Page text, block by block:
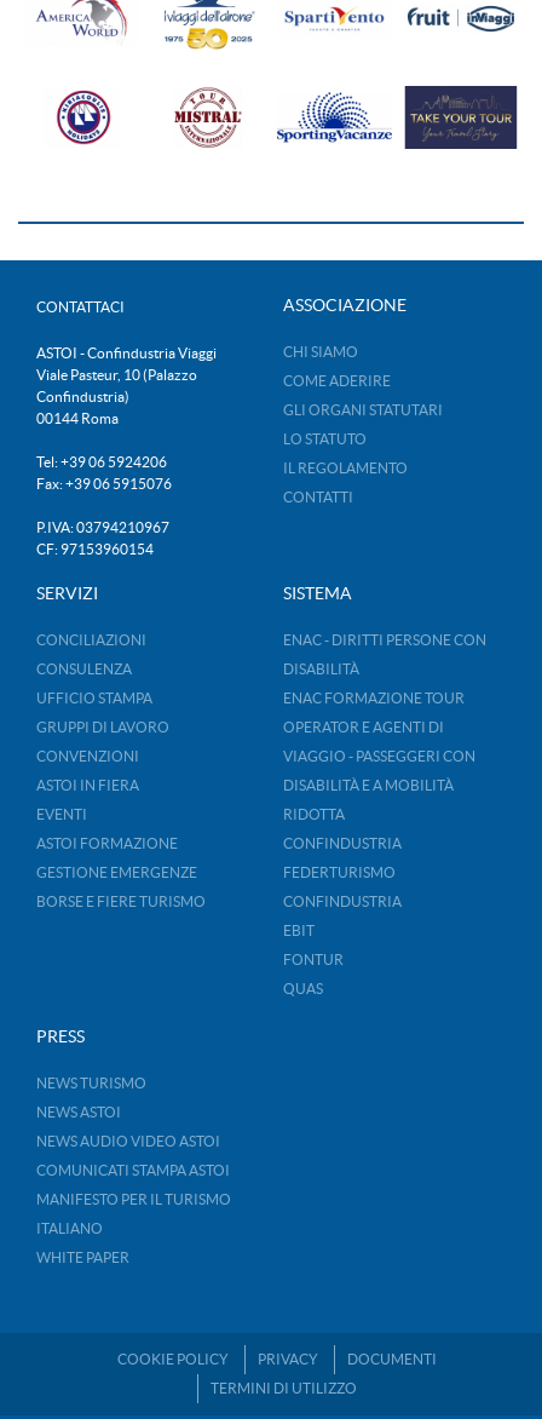
CONTATTACI
ASTOI - Confindustria Viaggi
Viale Pasteur, 10 (Palazzo
Confindustria)
00144 Roma
Tel: +39 06 5924206
Fax: +39 06 5915076
P.IVA: 03794210967
CF: 97153960154
ASSOCIAZIONE
CHI SIAMO
COME ADERIRE
GLI ORGANI STATUTARI
LO STATUTO
IL REGOLAMENTO
CONTATTI
SERVIZI
CONCILIAZIONI
CONSULENZA
UFFICIO STAMPA
GRUPPI DI LAVORO
CONVENZIONI
ASTOI IN FIERA
EVENTI
ASTOI FORMAZIONE
GESTIONE EMERGENZE
BORSE E FIERE TURISMO
SISTEMA
ENAC - DIRITTI PERSONE CON
DISABILITÀ
ENAC FORMAZIONE TOUR
OPERATOR E AGENTI DI
VIAGGIO - PASSEGGERI CON
DISABILITÀ E A MOBILITÀ
RIDOTTA
CONFINDUSTRIA
FEDERTURISMO
CONFINDUSTRIA
EBIT
FONTUR
QUAS
PRESS
NEWS TURISMO
NEWS ASTOI
NEWS AUDIO VIDEO ASTOI
COMUNICATI STAMPA ASTOI
MANIFESTO PER IL TURISMO
ITALIANO
WHITE PAPER
COOKIE POLICY PRIVACY
DOCUMENTI
TERMINI DI UTILIZZO